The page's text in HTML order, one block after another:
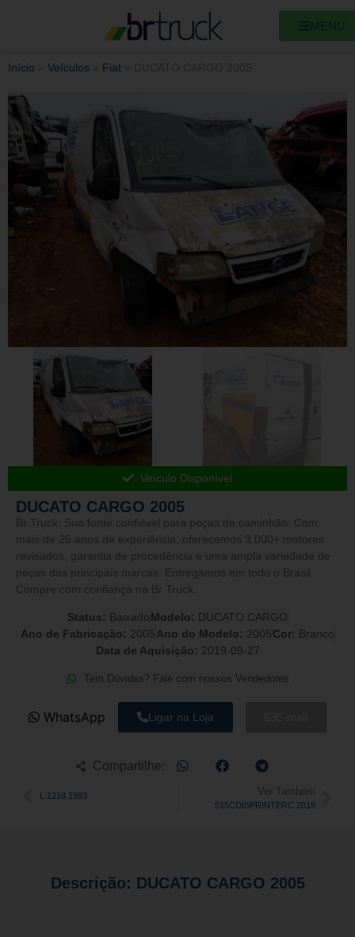
MENU
Início Veículos Fiat
Veículo Disponível
DUCATO CARGO 2005
Br Truck: Sua fonte confiável para peças de caminhão. Com
mais de 25 anos de experiência, oferecemos 3.000+ motores
revisados, garantia de procedência e uma ampla variedade de
peças das principais marcas. Entregamos em todo o Brasil.
Compre com confiança na Br Truck.
Status: BaixadoModelo: DUCATO CARGO
Ano de Fabricação: 2005Ano do Modelo: 2005Cor: Branco
Data de Aquisição: 2019-09-27
Tem Dúvidas? Fale com nossos Vendedores
WhatsApp Ligar na Loja
Compartilhe:
L 1218 1993 Ver Também
515CDISPRINTERC 2018
Descrição: DUCATO CARGO 2005